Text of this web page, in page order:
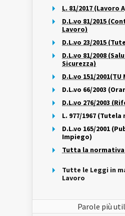
L. 81/2017 (Lavoro
D.L.vo 81/2015
Lavoro)
D.L.vo 23/2015
D.L.vo 81/2008
Sicurezza)
D.L.vo 151/
D.L.vo 66/2003
D.L.vo 276/2003
L. 977/1967
D.L.vo 165/2001
Impiego)
Tutta la normativa
Tutte le Leggi in
Lavoro
Parole più